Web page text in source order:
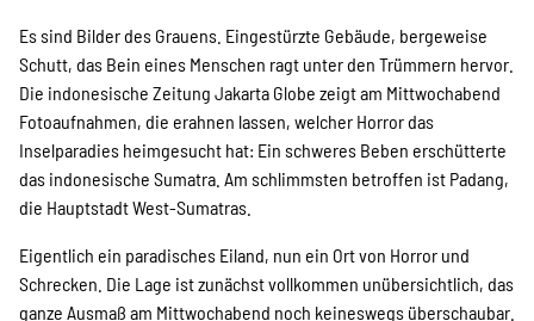
Stellenangebote
Werde Mitglied
Newsletter abonnieren
Es sind Bilder des Grauens. Eingestürzte Gebäude, bergeweise
Schutt, das Bein eines Menschen ragt unter den Trümmern hervor.
Die indonesische Zeitung Jakarta Globe zeigt am Mittwochabend
Fotoaufnahmen, die erahnen lassen, welcher Horror das
Inselparadies heimgesucht hat: Ein schweres Beben erschütterte
das indonesische Sumatra. Am schlimmsten betroffen ist Padang,
die Hauptstadt West-Sumatras.
Eigentlich ein paradisches Eiland, nun ein Ort von Horror und
Schrecken. Die Lage ist zunächst vollkommen unübersichtlich, das
ganze Ausmaß am Mittwochabend noch keineswegs überschaubar.